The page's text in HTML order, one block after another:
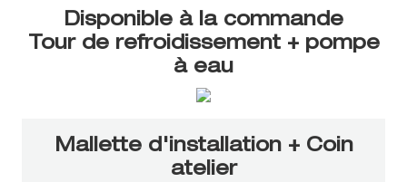
Disponible à la commande
Tour de refroidissement + pompe
à eau
Mallette d'installation + Coin
atelier